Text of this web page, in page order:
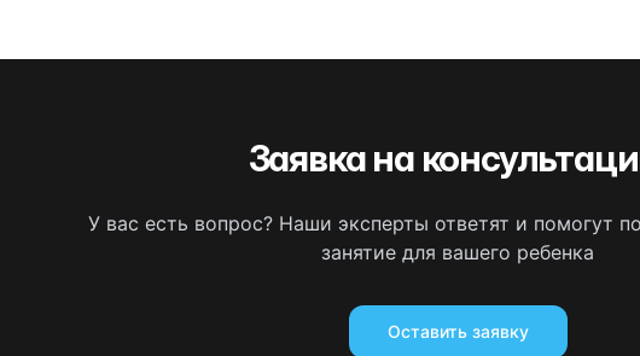
Заявка на
У вас есть вопрос? Наши эксперты ответят и помогут
занятие для вашего ребенка
Оставить заявку